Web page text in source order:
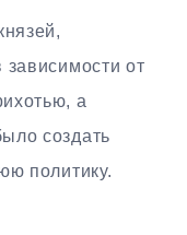
зависимости от
а
создать
политику.